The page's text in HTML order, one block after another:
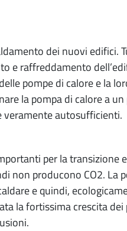
dei nuovi edifici.
e raffreddamento
pompe di calore e la
la pompa di calore a
autosufficienti.
per la transizione
non producono CO2. La
e quindi,
la fortissima crescita dei